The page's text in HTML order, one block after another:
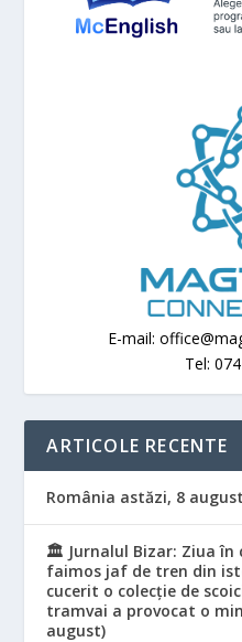
E-mail:
Tel:
ARTICOLE RECENTE
România astăzi, 8
🏛️ Jurnalul Bizar: Ziua în
faimos jaf de tren din
cucerit o colecție de
tramvai a provocat o
august)